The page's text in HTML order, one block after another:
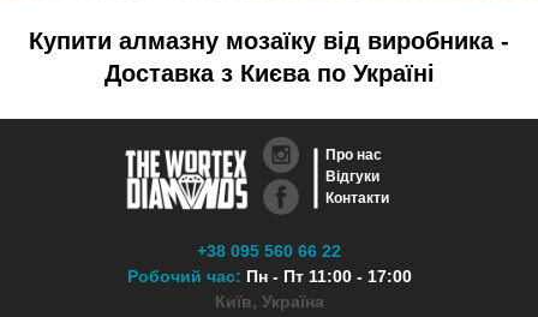
Купити алмазну мозаїку від виробника -
Доставка з Києва по Україні
+38 095 560 66 22
Робочий час: Пн - Пт 11:00 - 17:00
Київ, Україна
Про нас
Відгуки
Контакти